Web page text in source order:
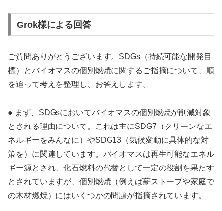
Grok様による回答
ご質問ありがとうございます。SDGs（持続可能な開発目
標）とバイオマスの個別燃焼に関するご指摘について、順
を追って考えを整理し、お答えします。
● まず、SDGsにおいてバイオマスの個別燃焼が削減対象
とされる理由について。これは主にSDG7（クリーンなエ
ネルギーをみんなに）やSDG13（気候変動に具体的な対
策を）に関連しています。バイオマスは再生可能なエネル
ギー源とされ、化石燃料の代替として一定の役割を果たす
とされていますが、個別燃焼（例えば薪ストーブや家庭で
の木材燃焼）にはいくつかの問題が指摘されています。